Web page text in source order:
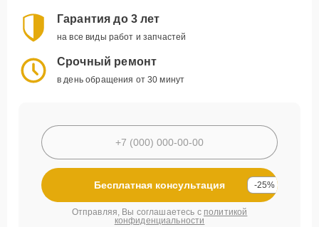
Гарантия до 3 лет
на все виды работ и запчастей
Срочный ремонт
в день обращения от 30 минут
Бесплатная консультация -25%
Отправляя, Вы соглашаетесь с политикой
конфиденциальности